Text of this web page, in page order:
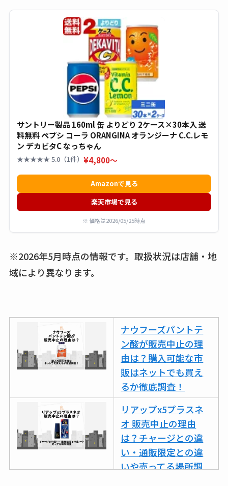
売ってない？どこで
売ってるか・代替品
など解説
ビタクラフトのウル
トラが廃盤？なぜ？
復刻はある？ウルト
ラカパーは品切れ？
売ってる場所調査
キーピング販売終了
は？代わりの代用品
も調査
クランベリージュー
スはコンビニで売っ
は？おすすめや効果
サントリー製品 160ml 缶 よりどり 2ケース×30本入 送
料無料 ペプシ コーラ ORANGINA オランジーナ C.C.レモ
ン デカビタC なっちゃん
★★★★★ 5.0（1件） ¥4,800〜
Amazonで見る
楽天市場で見る
※ 価格は2026/05/25時点
※2026年5月時点の情報です。取扱状況は店舗・地
域により異なります。
ナウフーズパントテ
ン酸が販売中止の理
由は？購入可能な市
販はネットでも買え
るか徹底調査！
リアップx5プラスネ
オ 販売中止の理由
は？チャージとの違
い・通販限定との違
いや売ってる場所調